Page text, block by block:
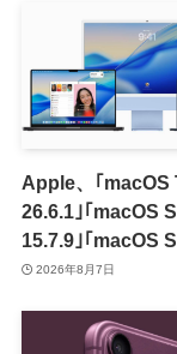
Apple、｢macOS
26.6.1｣｢macOS
15.7.9｣｢macOS
14.8.9｣をリリース
2026年8月7日